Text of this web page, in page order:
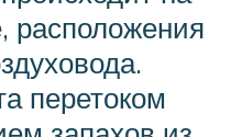
расположения
перетоком